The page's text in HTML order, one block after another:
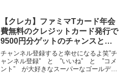
利用機会の少ない方でもお得な体験がで
きます。そこで今回は、持...
【クレカ】ファミマTカード年会
費無料のクレジットカード発行で
9500円分ゲットのチャンスと利
用でさらにチャンス【超還元】
チャンネル登録すると幸せになるよ笑”チ
ャンネル登録” と ”いいね” と ”コメ
ント” が大好きなスーパーなゴールデン